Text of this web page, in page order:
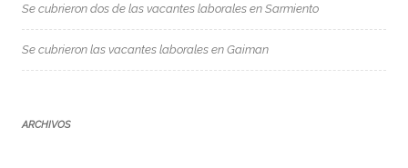
Se cubrieron dos de las vacantes laborales en Sarmiento
Se cubrieron las vacantes laborales en Gaiman
ARCHIVOS